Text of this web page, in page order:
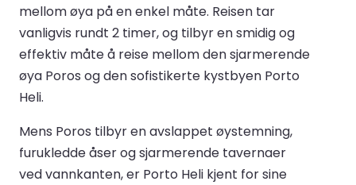
mellom øya på en enkel måte. Reisen tar
vanligvis rundt 2 timer, og tilbyr en smidig og
effektiv måte å reise mellom den sjarmerende
øya Poros og den sofistikerte kystbyen Porto
Heli.
Mens Poros tilbyr en avslappet øystemning,
furukledde åser og sjarmerende tavernaer
ved vannkanten, er Porto Heli kjent for sine